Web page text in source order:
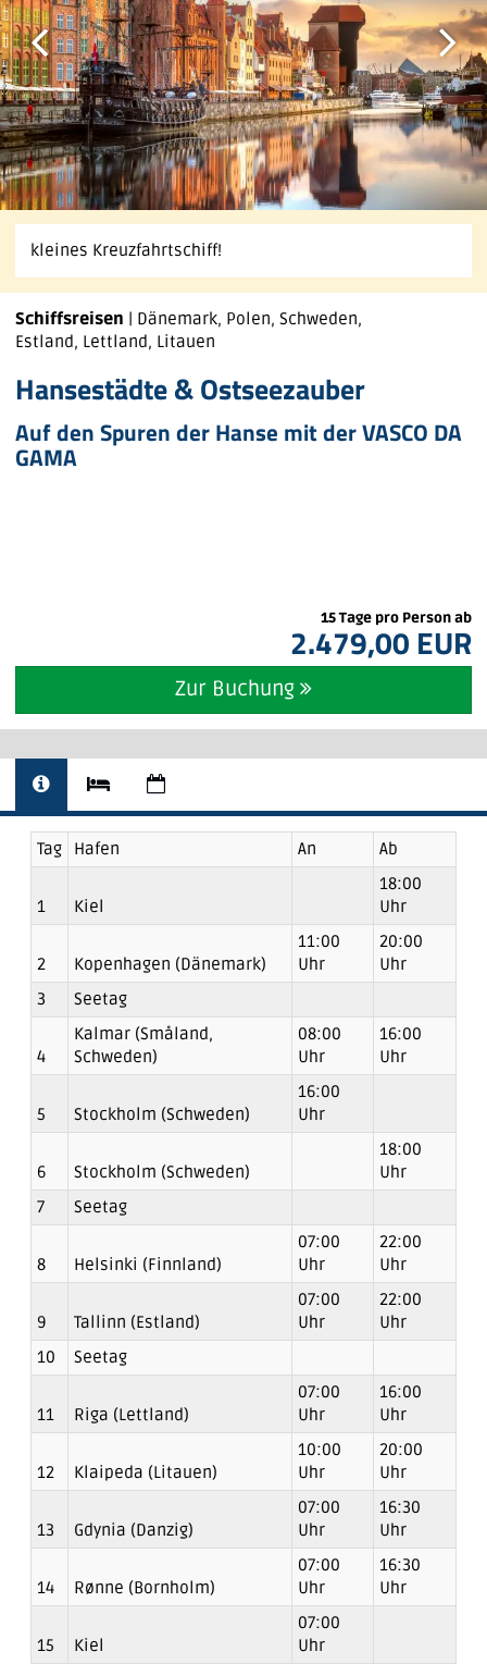
kleines Kreuzfahrtschiff!
Schiffsreisen | Dänemark, Polen, Schweden,
Estland, Lettland, Litauen
Hansestädte & Ostseezauber
Auf den Spuren der Hanse mit der VASCO DA
GAMA
15 Tage pro Person ab
2.479,00 EUR
Zur Buchung
Tag Hafen An Ab
1 Kiel
18:00
Uhr
2 Kopenhagen (Dänemark)
11:00
Uhr
20:00
Uhr
3
Seetag
4
Kalmar (Småland,
Schweden)
08:00
Uhr
16:00
Uhr
5 Stockholm (Schweden)
16:00
Uhr
6 Stockholm (Schweden)
18:00
Uhr
7
Seetag
8 Helsinki (Finnland)
07:00
Uhr
22:00
Uhr
9 Tallinn (Estland)
07:00
Uhr
22:00
Uhr
10
Seetag
11 Riga (Lettland)
07:00
Uhr
16:00
Uhr
12 Klaipeda (Litauen)
10:00
Uhr
20:00
Uhr
13 Gdynia (Danzig)
07:00
Uhr
16:30
Uhr
14 Rønne (Bornholm)
07:00
Uhr
16:30
Uhr
15 Kiel
07:00
Uhr